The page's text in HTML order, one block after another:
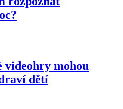
videohry mohou
dětí